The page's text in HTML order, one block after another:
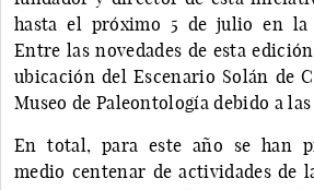
hasta el próximo 5 de julio en la
Entre las novedades de esta
ubicación del Escenario Solán de
Museo de Paleontología debido a
En total, para este año se han
medio centenar de actividades de